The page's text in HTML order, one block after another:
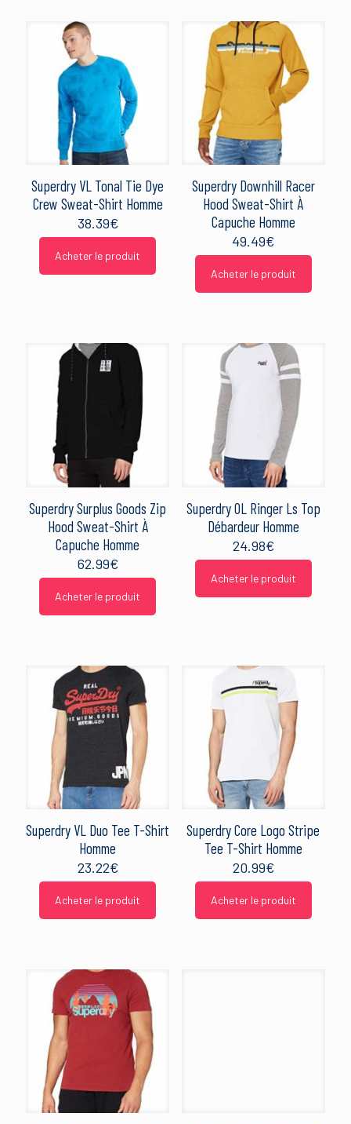
Superdry VL Tonal Tie Dye
Crew Sweat-Shirt Homme
38.39€
Acheter le produit
Superdry Downhill Racer
Hood Sweat-Shirt À
Capuche Homme
49.49€
Acheter le produit
Superdry Surplus Goods Zip
Hood Sweat-Shirt À
Capuche Homme
62.99€
Acheter le produit
Superdry OL Ringer Ls Top
Débardeur Homme
24.98€
Acheter le produit
Superdry VL Duo Tee T-Shirt
Homme
23.22€
Acheter le produit
Superdry Core Logo Stripe
Tee T-Shirt Homme
20.99€
Acheter le produit